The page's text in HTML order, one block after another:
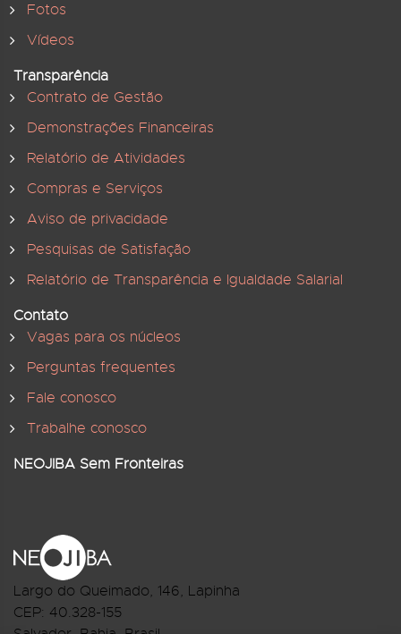
Fotos
Vídeos
Transparência
Contrato de Gestão
Demonstrações Financeiras
Relatório de Atividades
Compras e Serviços
Aviso de privacidade
Pesquisas de Satisfação
Relatório de Transparência e Igualdade Salarial
Contato
Vagas para os núcleos
Perguntas frequentes
Fale conosco
Trabalhe conosco
NEOJIBA Sem Fronteiras
Largo do Queimado, 146, Lapinha
CEP: 40.328-155